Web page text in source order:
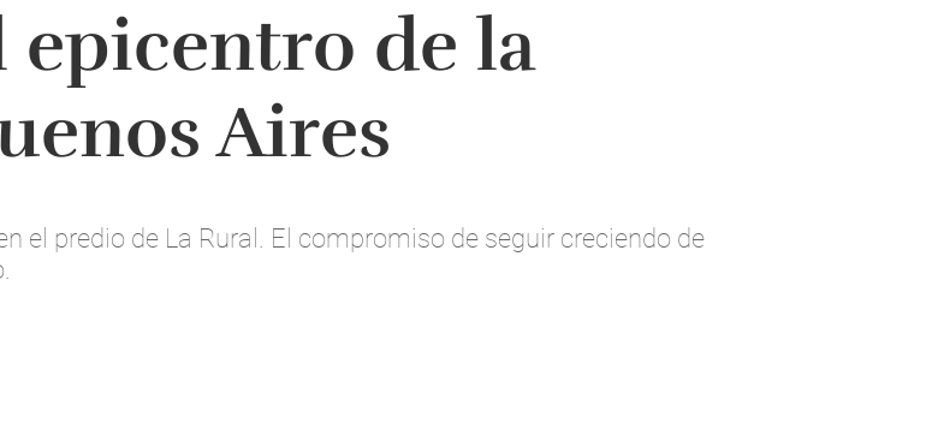
epicentro de la
Aires
el predio de La Rural. El compromiso de seguir creciendo de